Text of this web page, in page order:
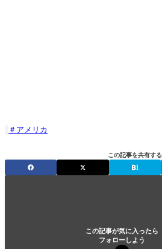
アメリカ
この記事を共有する
この記事が気に入ったら
フォローしよう